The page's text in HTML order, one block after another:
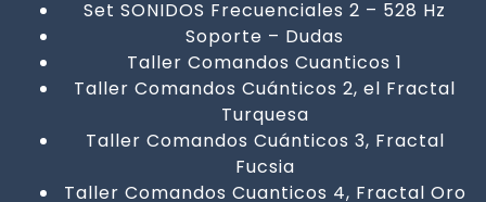
Set SONIDOS Frecuenciales 2 – 528 Hz
Soporte – Dudas
Taller Comandos Cuanticos 1
Taller Comandos Cuánticos 2, el Fractal
Turquesa
Taller Comandos Cuánticos 3, Fractal
Fucsia
Taller Comandos Cuanticos 4, Fractal Oro